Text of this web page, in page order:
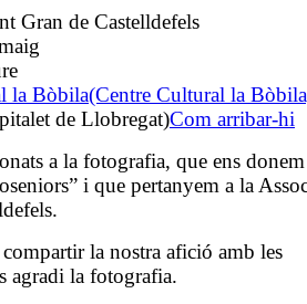
Gran de Castelldefels
la Bòbila(Centre Cultural la
de Llobregat)Com arribar-hi
a la fotografia, que ens
i que pertanyem a la
la nostra afició amb les
agradi la fotografia.